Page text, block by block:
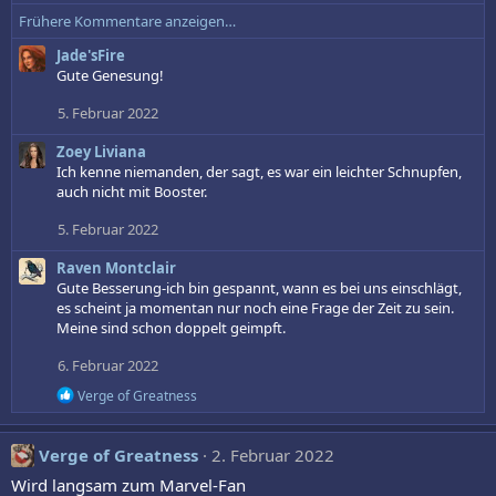
e
a
k
t
e
n
Frühere Kommentare anzeigen…
Jade'sFire
Gute Genesung!
5. Februar 2022
Zoey Liviana
Ich kenne niemanden, der sagt, es war ein leichter Schnupfen,
auch nicht mit Booster.
5. Februar 2022
Raven Montclair
Gute Besserung-ich bin gespannt, wann es bei uns einschlägt,
es scheint ja momentan nur noch eine Frage der Zeit zu sein.
Meine sind schon doppelt geimpft.
6. Februar 2022
R
e
a
t
i
Verge of Greatness
Verge of Greatness 2. Februar 2022
Wird langsam zum Marvel-Fan